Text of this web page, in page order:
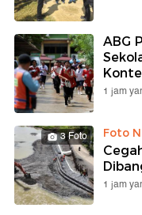
ABG
1 jam
3 Foto Foto
1 jam